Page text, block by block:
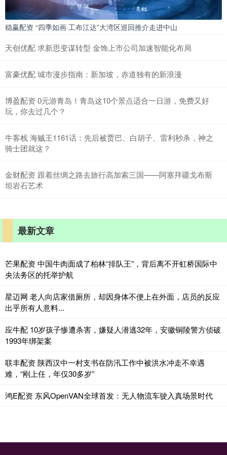
稳赢配资 “四季如画·工布江达”大湾区巡回推介走进中山
天创优配 求新思变谋转型 金饰上市公司加速智能化布局
富豪优配 城市漫步指南：新加坡，赤道独有的新浪漫
博盈配资 0元游青岛！青岛这10个景点适合一日游，免费又好
玩，你去过几个？
牛客栈 海贼王1161话：先后被贾巴、白胡子、雷利秒杀，神之
骑士团就这？
金财配资 跟着丝绸之路去旅行高加索三国——阿塞拜疆戈布斯
坦岩石艺术
最新文章
芒果配资 中国牛肉面成了柏林“排队王”，背后离不开虹桥国际中
央法务区的托举护航
星迈网 老人向店家借厕所，却因身体不便上在外面，店员的反应
出乎所有人意料...
应牛配 10岁孩子惨遭杀害，嫌疑人潜逃32年，安徽铜陵警方侦破
1993年绑架案
联丰配资 陕西汉中一村支书在防汛工作中被洪水冲走不幸遇
难，“刚上任，年仅30多岁”
鸿E配资 东风OpenVAN全球首发：无人物流车驶入真场景时代